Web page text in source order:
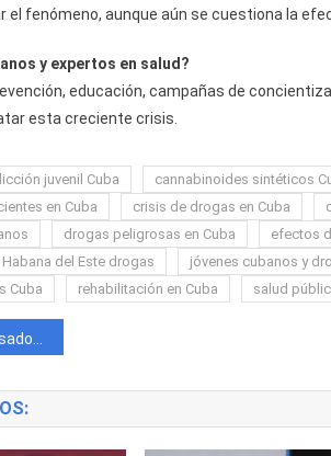
el fenómeno, aunque aún se cuestiona la
y expertos en salud?
educación, campañas de
esta creciente crisis.
juvenil Cuba cannabinoides sintéticos
en Cuba
crisis de drogas en Cuba
drogas peligrosas en Cuba efectos
Habana del Este drogas jóvenes cubanos y
Cuba
rehabilitación en Cuba salud
su perro y pertenencias